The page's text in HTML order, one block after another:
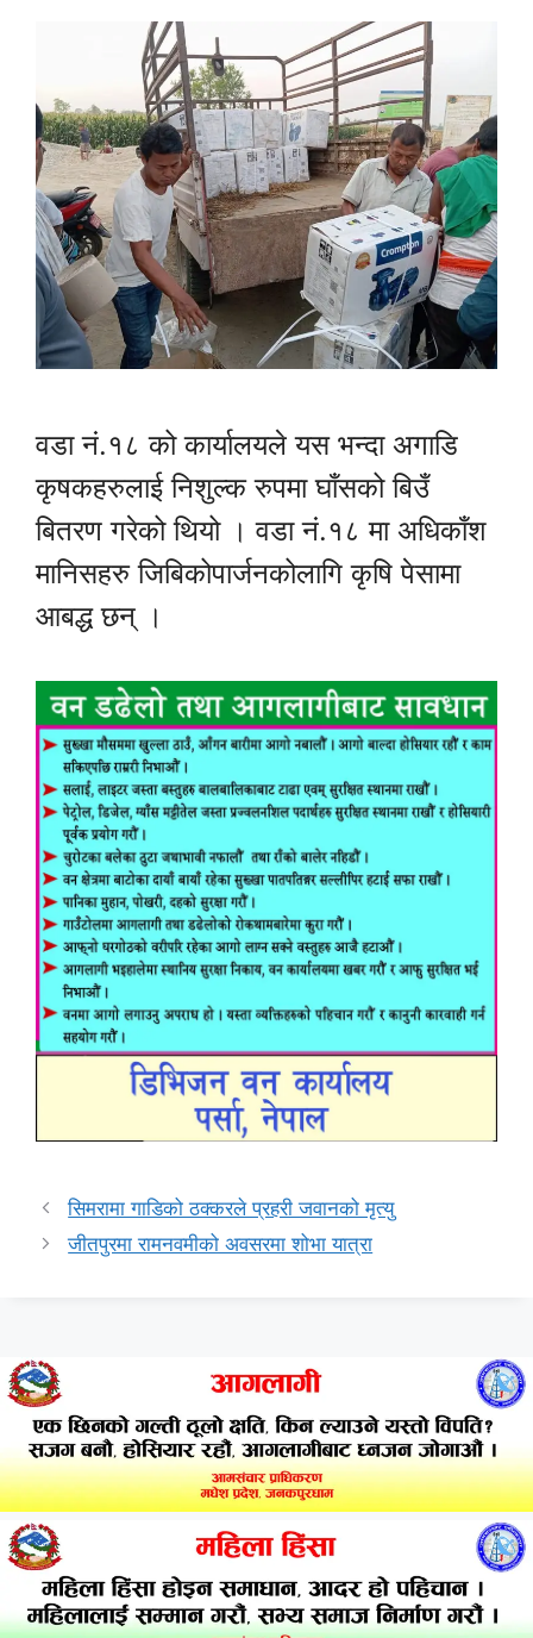
वडा नं.१८ को कार्यालयले यस भन्दा अगाडि
कृषकहरुलाई निशुल्क रुपमा घाँसको बिउँ
बितरण गरेको थियो । वडा नं.१८ मा अधिकाँश
मानिसहरु जिबिकोपार्जनकोलागि कृषि पेसामा
आबद्ध छन् ।
सिमरामा गाडिको ठक्करले प्रहरी जवानको मृत्यु
जीतपुरमा रामनवमीको अवसरमा शोभा यात्रा